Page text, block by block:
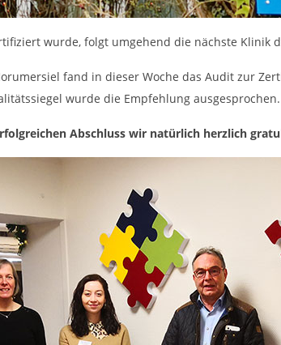
wurde, folgt umgehend die nächste Klinik
fand in dieser Woche das Audit zur
wurde die Empfehlung ausgesprochen.
Abschluss wir natürlich herzlich